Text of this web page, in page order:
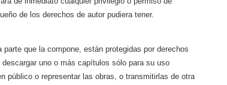
de los derechos de autor pudiera tener.
que la compone, están protegidas por derechos
uno o más capítulos sólo para su uso
público o representar las obras, o transmitirlas de otra